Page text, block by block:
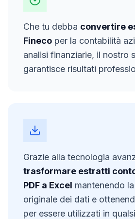
Che tu debba convertire
Fineco per la contabilità
analisi finanziarie, il nostro
garantisce risultati
Grazie alla tecnologia
trasformare estratti
PDF a Excel mantenendo
originale dei dati e
per essere utilizzati in